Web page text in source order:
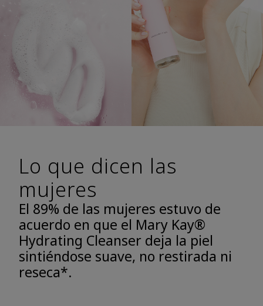
Lo que dicen las
mujeres
El 89% de las mujeres estuvo de
acuerdo en que el Mary Kay®
Hydrating Cleanser deja la piel
sintiéndose suave, no restirada ni
reseca*.